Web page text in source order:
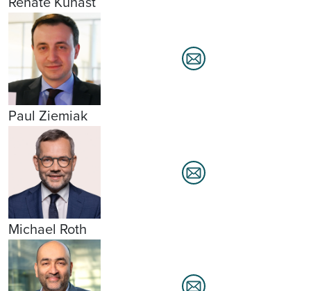
Paul Ziemiak
Michael Roth